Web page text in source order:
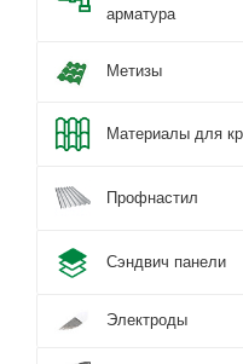
арматура
Метизы
Материалы для
Профнастил
Сэндвич панели
Электроды